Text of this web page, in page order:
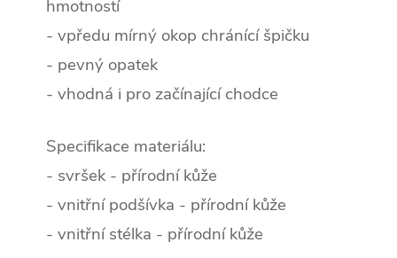
hmotností
- vpředu mírný okop chránící špičku
- pevný opatek
- vhodná i pro začínající chodce
Specifikace materiálu:
- svršek - přírodní kůže
- vnitřní podšívka - přírodní kůže
- vnitřní stélka - přírodní kůže